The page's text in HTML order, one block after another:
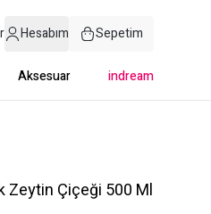
Hesabım Sepetim
Aksesuar indream
Zeytin Çiçeği 500 Ml